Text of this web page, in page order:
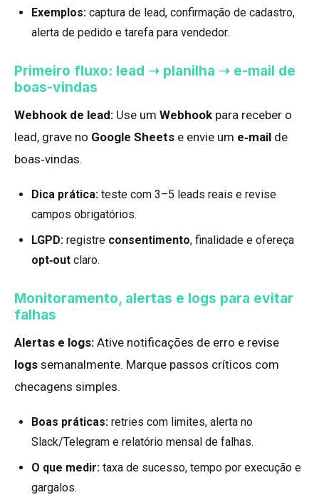
Exemplos: captura de lead, confirmação de cadastro,
alerta de pedido e tarefa para vendedor.
Primeiro fluxo: lead ➝ planilha ➝ e-mail de
boas-vindas
Webhook de lead: Use um Webhook para receber o
lead, grave no Google Sheets e envie um e‑mail de
boas‑vindas.
Dica prática: teste com 3–5 leads reais e revise
campos obrigatórios.
LGPD: registre consentimento, finalidade e ofereça
opt‑out claro.
Monitoramento, alertas e logs para evitar
falhas
Alertas e logs: Ative notificações de erro e revise
logs semanalmente. Marque passos críticos com
checagens simples.
Boas práticas: retries com limites, alerta no
Slack/Telegram e relatório mensal de falhas.
O que medir: taxa de sucesso, tempo por execução e
gargalos.